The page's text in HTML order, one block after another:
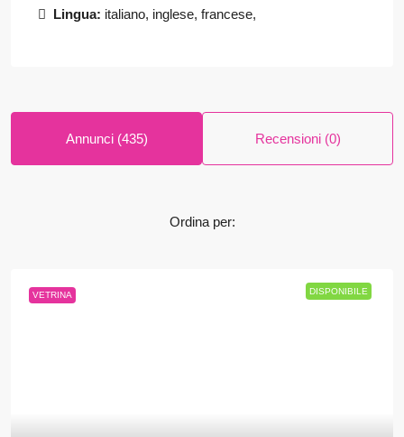
Lingua: italiano, inglese, francese,
Annunci (435) Recensioni (0)
Ordina per:
VETRINA DISPONIBILE